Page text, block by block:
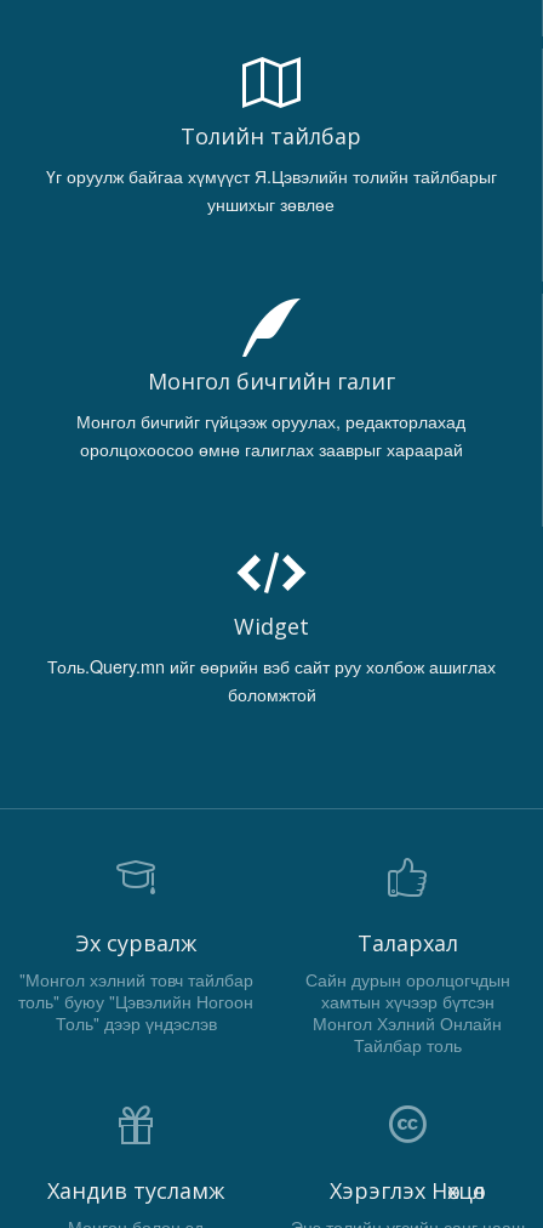
Толийн тайлбар
Үг оруулж байгаа хүмүүст Я.Цэвэлийн толийн тайлбарыг
уншихыг зөвлөе
Монгол бичгийн галиг
Монгол бичгийг гүйцээж оруулах, редакторлахад
оролцохоосоо өмнө галиглах зааврыг хараарай
Widget
Толь.Query.mn ийг өөрийн вэб сайт руу холбож ашиглах
боломжтой
Эх сурвалж
"Монгол хэлний товч тайлбар
толь" буюу "Цэвэлийн Ногоон
Толь" дээр үндэслэв
Талархал
Сайн дурын оролцогчдын
хамтын хүчээр бүтсэн
Монгол Хэлний Онлайн
Тайлбар толь
Хандив тусламж Хэрэглэх Нөхцөл